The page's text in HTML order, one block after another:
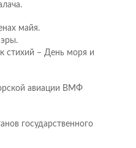
майя.
стихий – День моря и
авиации ВМФ
государственного